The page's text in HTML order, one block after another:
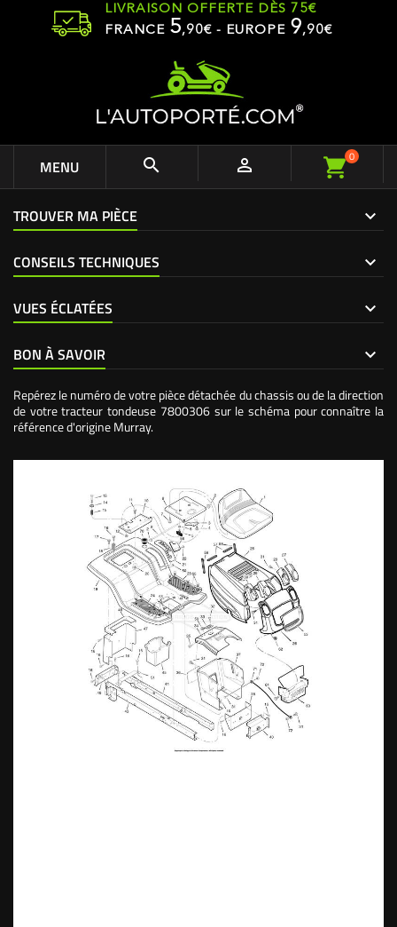
LIVRAISON OFFERTE DÈS 75€
FRANCE 5,90€ - EUROPE 9,90€
MENU   0
TROUVER MA PIÈCE
CONSEILS TECHNIQUES
VUES ÉCLATÉES
BON À SAVOIR
Repérez le numéro de votre pièce détachée du chassis ou de la direction
de votre tracteur tondeuse 7800306 sur le schéma pour connaître la
référence d'origine Murray.